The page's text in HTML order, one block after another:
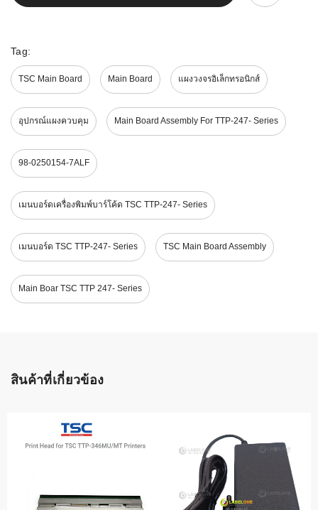
Tag:
TSC Main Board Main Board แผงวงจรอิเล็กทรอนิกส์
อุปกรณ์แผงควบคุม Main Board Assembly For TTP-247- Series
98-0250154-7ALF
เมนบอร์ดเครื่องพิมพ์บาร์โค้ด TSC TTP-247- Series
เมนบอร์ด TSC TTP-247- Series TSC Main Board Assembly
Main Boar TSC TTP 247- Series
สินค้าที่เกี่ยวข้อง